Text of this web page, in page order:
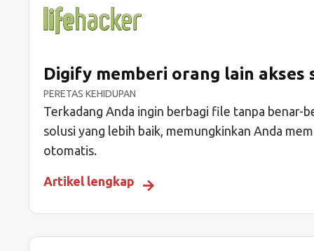
Digify memberi orang lain
PERETAS KEHIDUPAN
Terkadang Anda ingin berbagi file tanpa benar-
solusi yang lebih baik, memungkinkan Anda
otomatis.
Artikel lengkap